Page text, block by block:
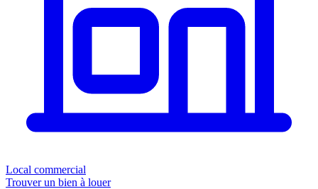
Local commercial
Trouver un bien à louer